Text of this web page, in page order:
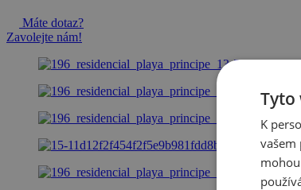
Máte dotaz?
Zavolejte nám!
Tyto
K
vašem